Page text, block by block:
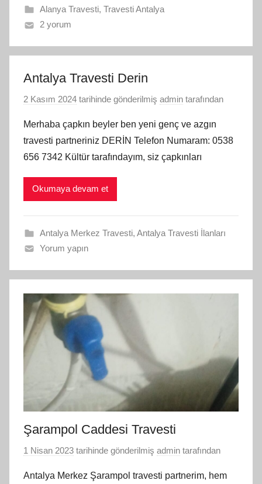
Alanya Travesti, Travesti Antalya
2 yorum
Antalya Travesti Derin
2 Kasım 2024 tarihinde gönderilmiş admin tarafından
Merhaba çapkın beyler ben yeni genç ve azgın
travesti partneriniz DERİN Telefon Numaram: 0538
656 7342 Kültür tarafındayım, siz çapkınları
Okumaya devam et
Antalya Merkez Travesti, Antalya Travesti İlanları
Yorum yapın
Şarampol Caddesi Travesti
1 Nisan 2023 tarihinde gönderilmiş admin tarafından
Antalya Merkez Şarampol travesti partnerim, hem